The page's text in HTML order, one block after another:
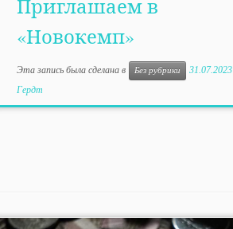
Приглашаем в
«Новокемп»
Эта запись была сделана в Без рубрики 31.07.2023
Гердт